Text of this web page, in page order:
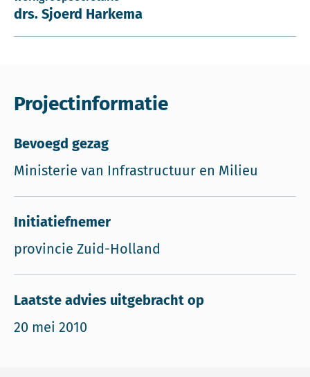
drs. Sjoerd Harkema
Projectinformatie
Bevoegd gezag
Ministerie van Infrastructuur en Milieu
Initiatiefnemer
provincie Zuid-Holland
Laatste advies uitgebracht op
20 mei 2010